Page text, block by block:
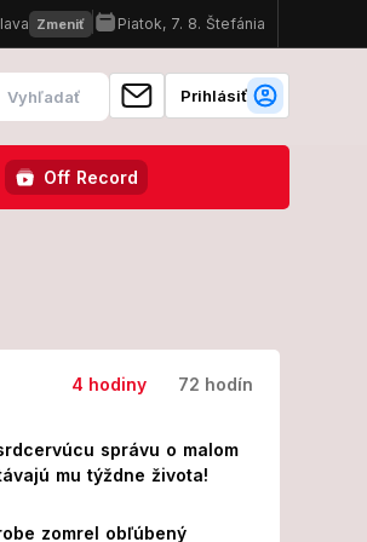
strieľalo, útočníkom mal byť jeden zo
Prihlásiť
Off Record
4 hodiny 72 hodín
správu o malom
mu týždne života!
zomrel obľúbený